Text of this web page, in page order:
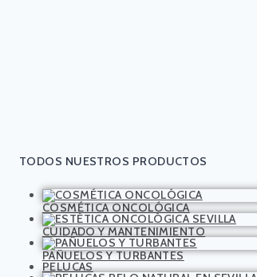
TODOS NUESTROS PRODUCTOS
COSMÉTICA ONCOLÓGICA
CUIDADO Y MANTENIMIENTO
PAÑUELOS Y TURBANTES
PELUCAS